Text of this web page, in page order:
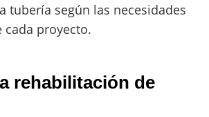
tubería según las necesidades
cada proyecto.
rehabilitación de